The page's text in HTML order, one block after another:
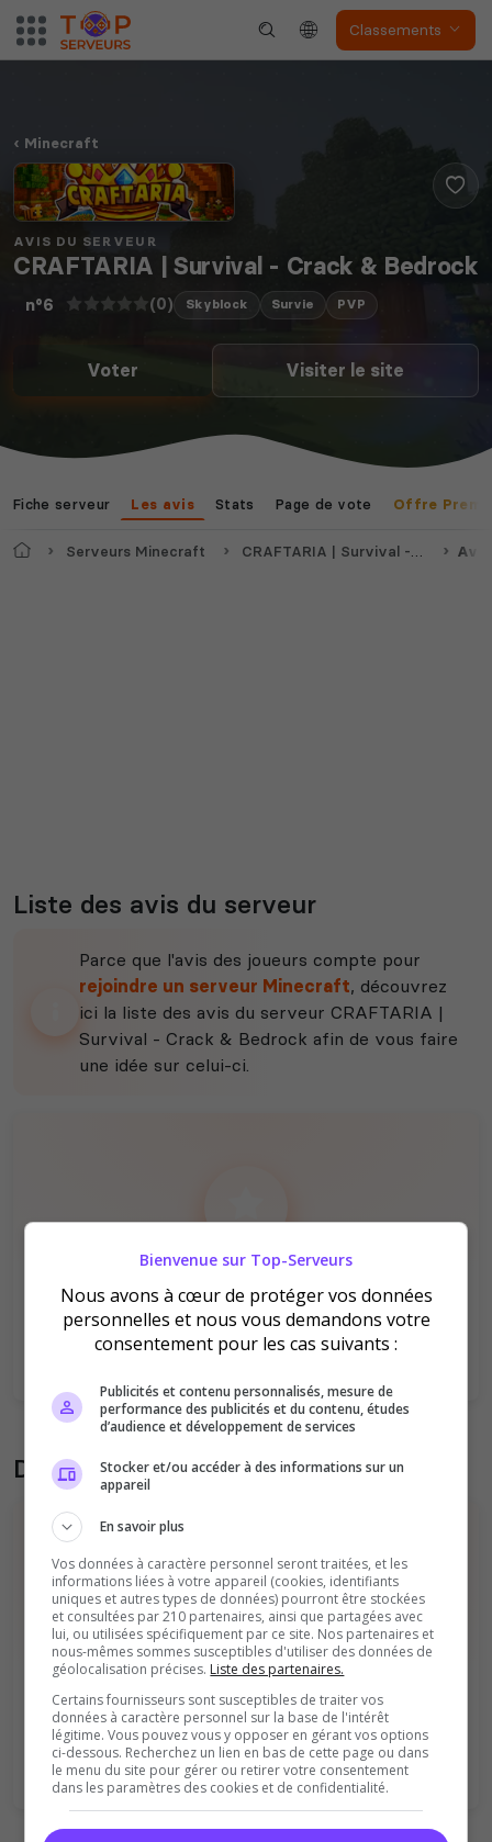
Classements
Squad
Enshrouded
Voir tous les
Minecraft
AVIS DU SERVEUR
CRAFTARIA | Survival - Crack & Bedrock
n°6 (0) Skyblock Survie PVP
Voter Visiter le site
Fiche serveur Les avis Stats Page de vote Offre
AccueilServeurs Minecraft CRAFTARIA | Survival - Crack & Bedrock Avis
Liste des avis du serveur
Parce que l'avis des joueurs compte pour
rejoindre un serveur Minecraft, découvrez
ici la liste des avis du serveur CRAFTARIA |
Survival - Crack & Bedrock afin de vous faire
une idée sur celui-ci.
Il n'y a pas encore d'avis sur ce serveur.
Qualité
Staff du serveur
Ambiance
Disponibilité
Donner son avis sur le serveur
Vous devez être connecté pour ajouter
un avis sur ce serveur !
Se connecter S'inscrire
Bienvenue sur Top-Serveurs
Nous avons à cœur de protéger vos données
personnelles et nous vous demandons votre
consentement pour les cas suivants :
Publicités et contenu personnalisés, mesure de
performance des publicités et du contenu, études
d’audience et développement de services
Stocker et/ou accéder à des informations sur un
appareil
En savoir plus
Vos données à caractère personnel seront traitées, et les
informations liées à votre appareil (cookies, identifiants
uniques et autres types de données) pourront être stockées
et consultées par 210 partenaires, ainsi que partagées avec
lui, ou utilisées spécifiquement par ce site. Nos partenaires et
nous-mêmes sommes susceptibles d'utiliser des données de
géolocalisation précises. Liste des partenaires.
Certains fournisseurs sont susceptibles de traiter vos
données à caractère personnel sur la base de l'intérêt
légitime. Vous pouvez vous y opposer en gérant vos options
ci-dessous. Recherchez un lien en bas de cette page ou dans
le menu du site pour gérer ou retirer votre consentement
dans les paramètres des cookies et de confidentialité.